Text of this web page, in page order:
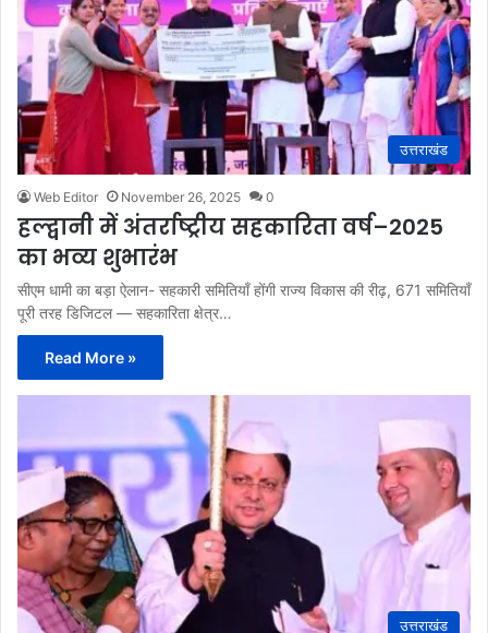
उत्तराखंड
Web Editor November 26, 2025 0
हल्द्वानी में अंतर्राष्ट्रीय सहकारिता वर्ष–2025
का भव्य शुभारंभ
सीएम धामी का बड़ा ऐलान- सहकारी समितियाँ होंगी राज्य विकास की रीढ़, 671 समितियाँ
पूरी तरह डिजिटल — सहकारिता क्षेत्र…
Read More »
उत्तराखंड